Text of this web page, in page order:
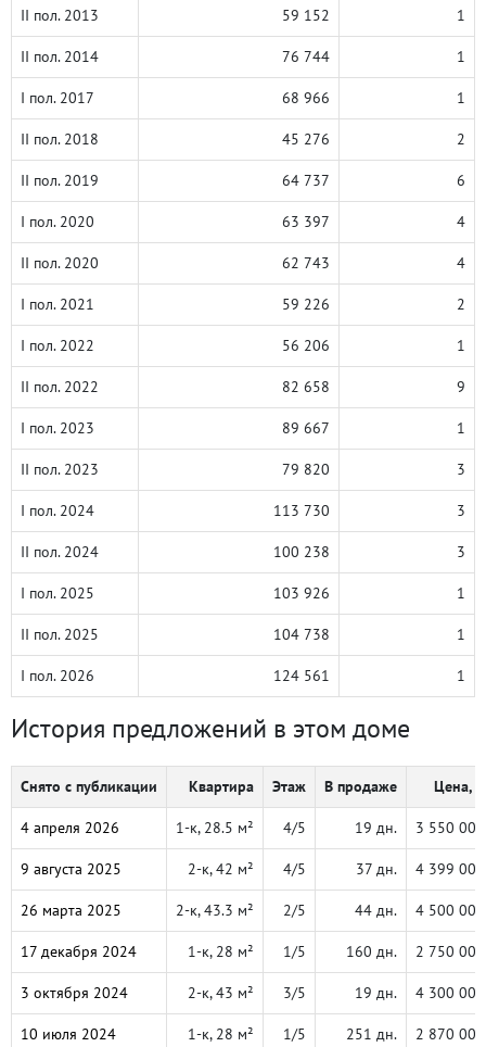
II пол. 2013 59 152 1
II пол. 2014 76 744 1
I пол. 2017 68 966 1
II пол. 2018 45 276 2
II пол. 2019 64 737 6
I пол. 2020 63 397 4
II пол. 2020 62 743 4
I пол. 2021 59 226 2
I пол. 2022 56 206 1
II пол. 2022 82 658 9
I пол. 2023 89 667 1
II пол. 2023 79 820 3
I пол. 2024 113 730 3
II пол. 2024 100 238 3
I пол. 2025 103 926 1
II пол. 2025 104 738 1
I пол. 2026 124 561 1
История предложений в этом доме
Снято с публикации Квартира Этаж В продаже Цена, ₽
4 апреля 2026 1-к, 28.5 м² 4/5 19 дн. 3 550 000
9 августа 2025 2-к, 42 м² 4/5 37 дн. 4 399 000
26 марта 2025 2-к, 43.3 м² 2/5 44 дн. 4 500 000
17 декабря 2024 1-к, 28 м² 1/5 160 дн. 2 750 000
3 октября 2024 2-к, 43 м² 3/5 19 дн. 4 300 000
10 июля 2024 1-к, 28 м² 1/5 251 дн. 2 870 000